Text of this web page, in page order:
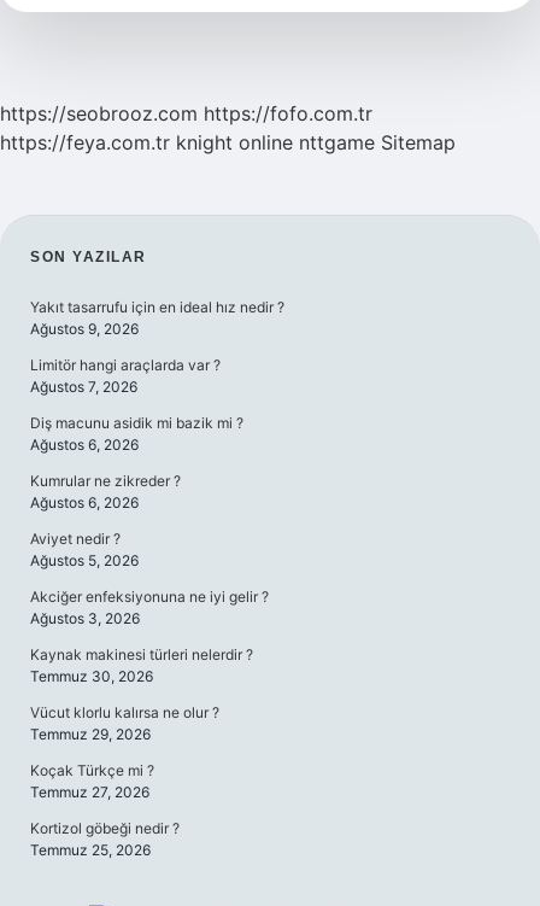
Mü
https://seobrooz.com https://fofo.com.tr
https://feya.com.tr knight online nttgame Sitemap
SIDEBAR
SON YAZILAR
Yakıt tasarrufu için en ideal hız nedir ?
Ağustos 9, 2026
Limitör hangi araçlarda var ?
Ağustos 7, 2026
Diş macunu asidik mi bazik mi ?
Ağustos 6, 2026
Kumrular ne zikreder ?
Ağustos 6, 2026
Aviyet nedir ?
Ağustos 5, 2026
Akciğer enfeksiyonuna ne iyi gelir ?
Ağustos 3, 2026
Kaynak makinesi türleri nelerdir ?
Temmuz 30, 2026
Vücut klorlu kalırsa ne olur ?
Temmuz 29, 2026
Koçak Türkçe mi ?
Temmuz 27, 2026
Kortizol göbeği nedir ?
Temmuz 25, 2026